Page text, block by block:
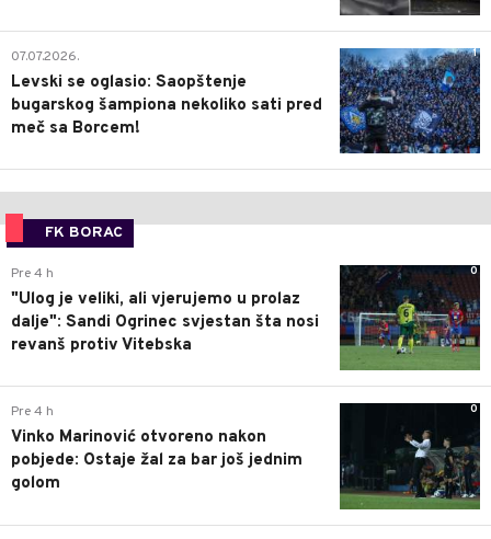
1
07.07.2026.
Levski se oglasio: Saopštenje
bugarskog šampiona nekoliko sati pred
meč sa Borcem!
FK BORAC
0
Pre 4 h
"Ulog je veliki, ali vjerujemo u prolaz
dalje": Sandi Ogrinec svjestan šta nosi
revanš protiv Vitebska
0
Pre 4 h
Vinko Marinović otvoreno nakon
pobjede: Ostaje žal za bar još jednim
golom